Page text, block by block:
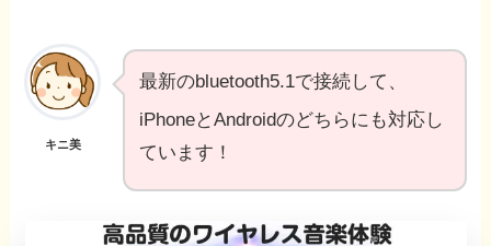
キニ美
最新のbluetooth5.1で接続して、
iPhoneとAndroidのどちらにも対応し
ています！